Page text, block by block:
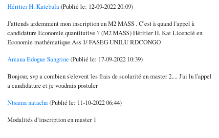
Héritier H. Katebula(Publié le: 12-09-2022 20:09)
J'attends ardemment mon inscription en M2 MASS . C'est à quand l'appel à
candidature Economie quantitative ? (M2 MASS) Héritier H. Kat Licencié en
Economie mathématique Ass 1/ FASEG UNILU RDCONGO
Amana Edogue Sangrine (Publié le: 17-09-2022 10:39)
Bonjour, svp a combien s'elevent les frais de scolarité en master 2.... J'ai lu l'appel
a candidature et je voudrais postuler
Ntsama natacha(Publié le: 11-10-2022 06:44)
Modalités d’inscription en master 1